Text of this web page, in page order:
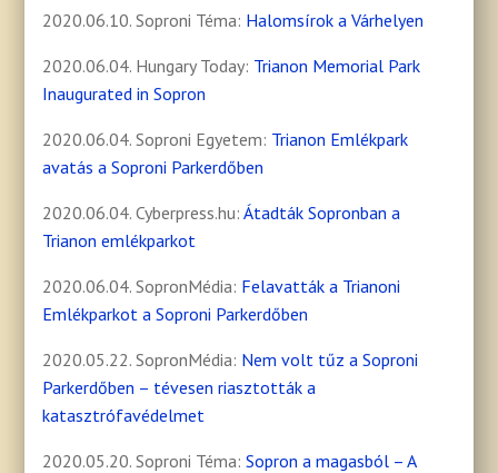
2020.06.10. Soproni Téma: Halomsírok a Várhelyen
2020.06.04. Hungary Today: Trianon Memorial Park
Inaugurated in Sopron
2020.06.04. Soproni Egyetem: Trianon Emlékpark
avatás a Soproni Parkerdőben
2020.06.04. Cyberpress.hu:Átadták Sopronban a
Trianon emlékparkot
2020.06.04. SopronMédia: Felavatták a Trianoni
Emlékparkot a Soproni Parkerdőben
2020.05.22. SopronMédia: Nem volt tűz a Soproni
Parkerdőben – tévesen riasztották a
katasztrófavédelmet
2020.05.20. Soproni Téma:Sopron a magasból – A